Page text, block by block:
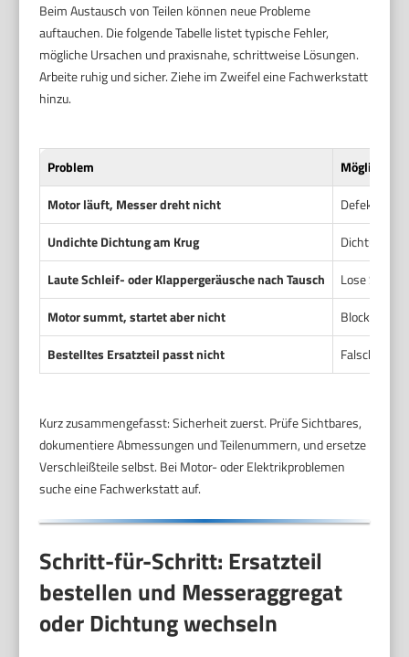
Beim Austausch von Teilen können neue Probleme
auftauchen. Die folgende Tabelle listet typische Fehler,
mögliche Ursachen und praxisnahe, schrittweise Lösungen.
Arbeite ruhig und sicher. Ziehe im Zweifel eine Fachwerkstatt
hinzu.
Problem
Mögliche
Motor läuft, Messer dreht nicht
Defekte
Undichte Dichtung am Krug
Dichtung
Laute Schleif- oder Klappergeräusche nach Tausch
Lose
Motor summt, startet aber nicht
Blockierter
Bestelltes Ersatzteil passt nicht
Falsche
Kurz zusammengefasst: Sicherheit zuerst. Prüfe Sichtbares,
dokumentiere Abmessungen und Teilenummern, und ersetze
Verschleißteile selbst. Bei Motor- oder Elektrikproblemen
suche eine Fachwerkstatt auf.
Schritt-für-Schritt: Ersatzteil
bestellen und Messeraggregat
oder Dichtung wechseln